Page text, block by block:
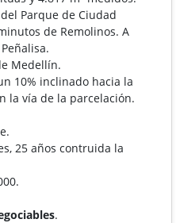
Parque de Ciudad
de Remolinos. A
Medellín.
10% inclinado hacia la
la vía de la parcelación.
25 años contruida la
.